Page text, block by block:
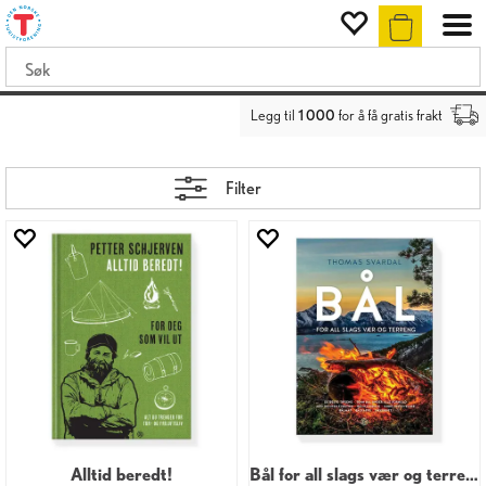
Legg til 1 000 for å få gratis frakt
Filter
Alltid beredt! Bål for all slags vær og terreng